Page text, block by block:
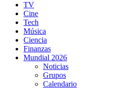
TV
Cine
Tech
Música
Ciencia
Finanzas
Mundial 2026
Noticias
Grupos
Calendario